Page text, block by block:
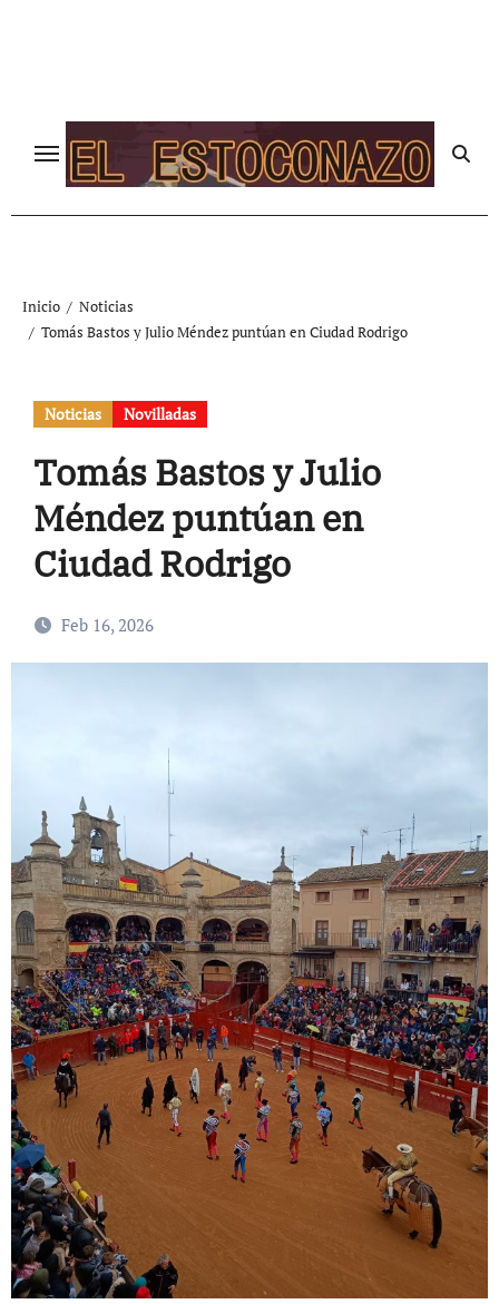
Inicio
Noticias
Tomás Bastos y Julio Méndez puntúan en Ciudad Rodrigo
Noticias Novilladas
Tomás Bastos y Julio
Méndez puntúan en
Ciudad Rodrigo
Feb 16, 2026